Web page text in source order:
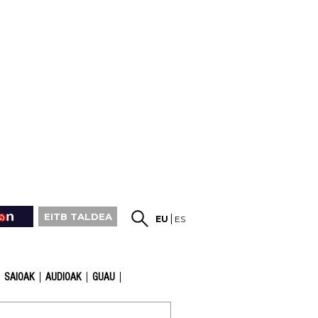
EITB TALDEA EU ES
SAIOAK AUDIOAK GUAU